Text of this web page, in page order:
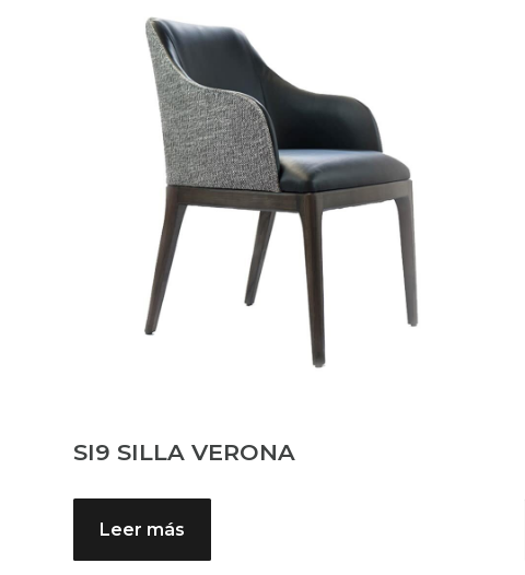
SI9 SILLA VERONA
Leer más